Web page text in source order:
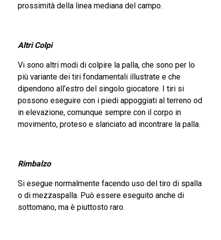
prossimità della linea mediana del campo.
Altri Colpi
Vi sono altri modi di colpire la palla, che sono per lo
più variante dei tiri fondamentali illustrate e che
dipendono all’estro del singolo giocatore. I tiri si
possono eseguire con i piedi appoggiati al terreno od
in elevazione, comunque sempre con il corpo in
movimento, proteso e slanciato ad incontrare la palla.
Rimbalzo
Si esegue normalmente facendo uso del tiro di spalla
o di mezzaspalla. Può essere eseguito anche di
sottomano, ma è piuttosto raro.